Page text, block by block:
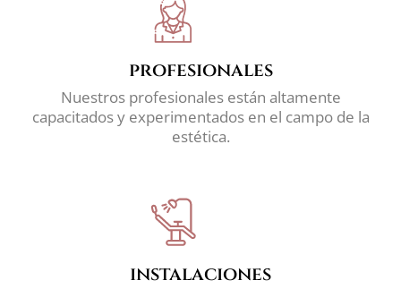
profesionales
Nuestros profesionales están altamente
capacitados y experimentados en el campo de la
estética.
instalaciones